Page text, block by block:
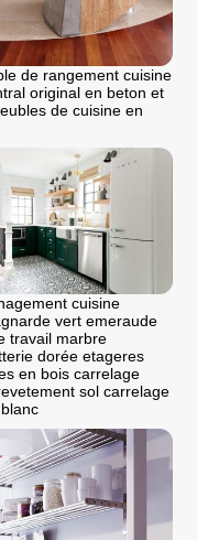
de rangement cuisine
original en beton et
de cuisine en
cuisine
vert emeraude
travail marbre
dorée etageres
en bois carrelage
sol carrelage